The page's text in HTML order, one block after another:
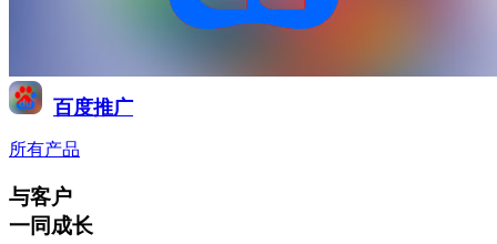
百度推广
所有产品
与客户
一同成长